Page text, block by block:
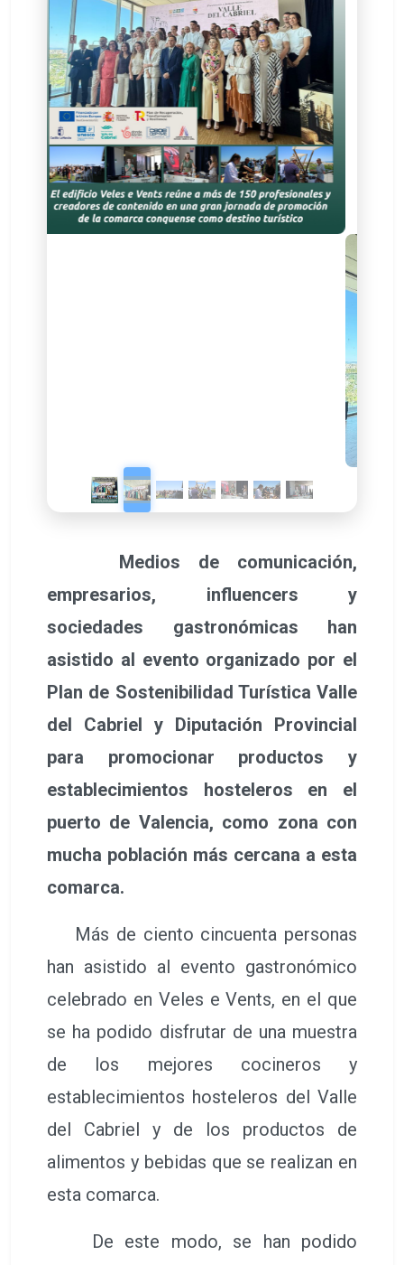
Medios de comunicación,
empresarios, influencers y
asistido al evento organizado por el
Plan de Sostenibilidad Turística Valle
del Cabriel y Diputación Provincial
para promocionar productos y
establecimientos hosteleros en el
puerto de Valencia, como zona con
Más de ciento cincuenta personas
han asistido al evento gastronómico
celebrado en Veles e Vents, en el que
se ha podido disfrutar de una muestra
de los mejores cocineros y
establecimientos hosteleros del Valle
del Cabriel y de los productos de
alimentos y bebidas que se realizan en
esta comarca.
De este modo, se han podido
acercar estas delicias como parte del
atractivo turístico que tiene esta zona
de la provincia de Cuenca en un lugar
como Valencia que, por distancia, es el
punto en el que se congrega mucha
población cercana a estos municipios.
Esta iniciativa se ha cebrado en el en
puerto de Valencia donde han asistido